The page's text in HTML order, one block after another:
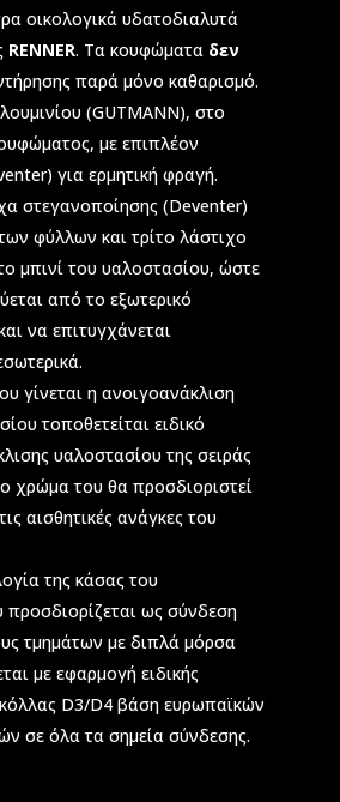
οικολογικά υδατοδιαλυτά
RENNER. Τα κουφώματα δεν
παρά μόνο καθαρισμό.
(GUTMANN), στο
με επιπλέον
για ερμητική φραγή.
στεγανοποίησης (Deventer)
φύλλων και τρίτο λάστιχο
μπινί του υαλοστασίου, ώστε
από το εξωτερικό
να επιτυγχάνεται
γίνεται η ανοιγοανάκλιση
τοποθετείται ειδικό
υαλοστασίου της σειράς
χρώμα του θα προσδιοριστεί
αισθητικές ανάγκες του
της κάσας του
προσδιορίζεται ως σύνδεση
τμημάτων με διπλά μόρσα
με εφαρμογή ειδικής
D3/D4 βάση ευρωπαϊκών
σε όλα τα σημεία σύνδεσης.